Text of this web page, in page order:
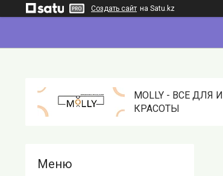
Создать сайт на Satu.kz
MOLLY - ВСЕ ДЛЯ
КРАСОТЫ